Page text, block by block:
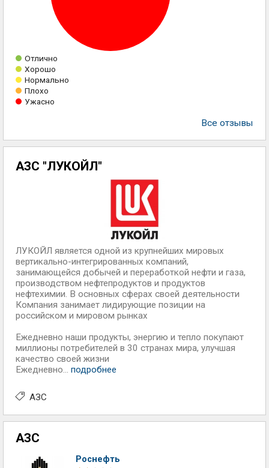
Отлично
Хорошо
Нормально
Плохо
Ужасно
Все отзывы
АЗС "ЛУКОЙЛ"
ЛУКОЙЛ является одной из крупнейших мировых
вертикально-интегрированных компаний,
занимающейся добычей и переработкой нефти и газа,
производством нефтепродуктов и продуктов
нефтехимии. В основных сферах своей деятельности
Компания занимает лидирующие позиции на
российском и мировом рынках
Ежедневно наши продукты, энергию и тепло покупают
миллионы потребителей в 30 странах мира, улучшая
качество своей жизни
Ежедневно... подробнее
АЗС
АЗС
Роснефть